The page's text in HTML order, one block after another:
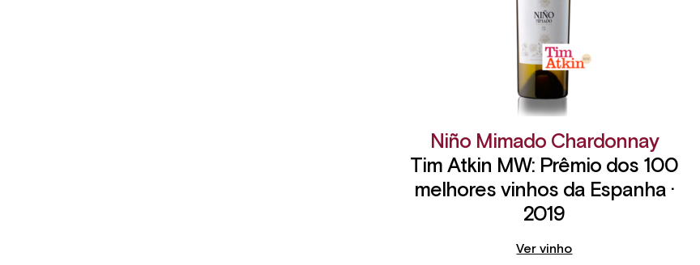
Niño Mimado Chardonnay
Tim Atkin MW: Prêmio dos 100
melhores vinhos da Espanha ·
2019
Ver vinho